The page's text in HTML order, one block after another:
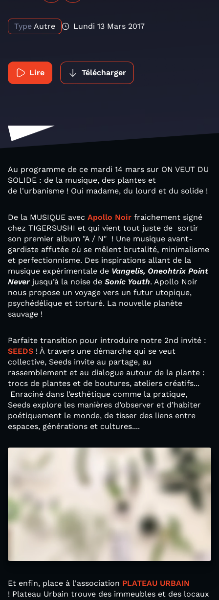
Type Autre Lundi 13 Mars 2017
Lire Télécharger
Au programme de ce mardi 14 mars sur ON VEUT DU
SOLIDE : de la musique, des plantes et
de l'urbanisme ! Oui madame, du lourd et du solide !
De la MUSIQUE avec Apollo Noir fraichement signé
chez TIGERSUSHI et qui vient tout juste de sortir
son premier album "A / N" ! Une musique avant-
gardiste affutée où se mêlent brutalité, minimalisme
et perfectionnisme. Des inspirations allant de la
musique expérimentale de Vangelis, Oneohtrix Point
Never jusqu’à la noise de Sonic Youth. Apollo Noir
nous propose un voyage vers un futur utopique,
psychédélique et torturé. La nouvelle planète
sauvage !
Parfaite transition pour introduire notre 2nd invité :
SEEDS ! À travers une démarche qui se veut
collective, Seeds invite au partage, au
rassemblement et au dialogue autour de la plante :
trocs de plantes et de boutures, ateliers créatifs...
Enraciné dans l’esthétique comme la pratique,
Seeds explore les manières d’observer et d’habiter
poétiquement le monde, de tisser des liens entre
espaces, générations et cultures....
Et enfin, place à l'association PLATEAU URBAIN
! Plateau Urbain trouve des immeubles et des locaux